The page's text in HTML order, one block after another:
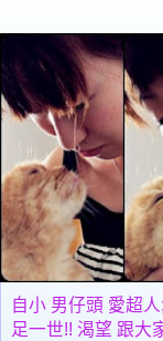
自小 男仔頭 愛超
足一世!! 渴望 跟大